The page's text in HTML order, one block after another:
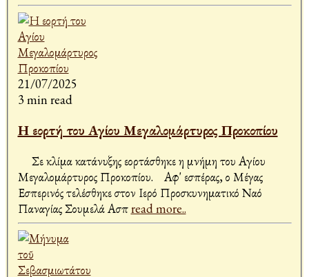
21/07/2025
3 min read
Η εορτή του Αγίου Μεγαλομάρτυρος Προκοπίου
Σε κλίμα κατάνυξης εορτάσθηκε η μνήμη του Αγίου
Μεγαλομάρτυρος Προκοπίου. Αφ' εσπέρας, ο Μέγας
Εσπερινός τελέσθηκε στον Ιερό Προσκυνηματικό Ναό
Παναγίας Σουμελά Ασπread more..